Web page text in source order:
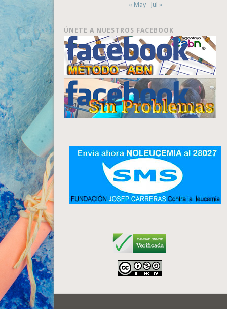
« May Jul »
ÚNETE A NUESTROS FACEBOOK